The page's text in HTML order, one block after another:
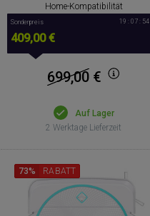
Home-Kompatibilität
Sonderpreis
409,00 €
19 : 07 : 53
699,00 €
Auf Lager
2 Werktage Lieferzeit
73% RABATT